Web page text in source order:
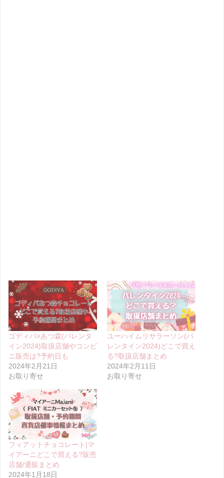
ゴディバ×あつ森(バレンタ
イン2024)取扱店舗やコンビ
ニ販売は?予約日も
2024年2月21日
お取り寄せ
ユーハイムリサラーソン(バ
レンタイン2024)どこで買え
る?取扱店舗まとめ
2024年2月11日
お取り寄せ
フィアットチョコレート|マ
イアーニどこで買える?販売
店舗/通販まとめ
2024年1月18日